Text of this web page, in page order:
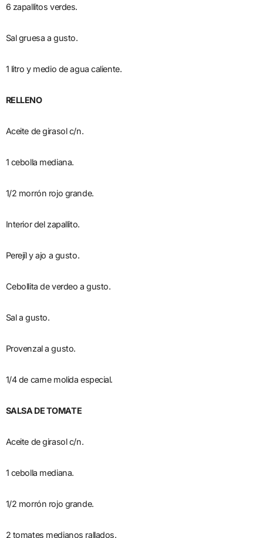
6 zapallitos verdes.
Sal gruesa a gusto.
1 litro y medio de agua caliente.
RELLENO
Aceite de girasol c/n.
1 cebolla mediana.
1/2 morrón rojo grande.
Interior del zapallito.
Perejíl y ajo a gusto.
Cebollita de verdeo a gusto.
Sal a gusto.
Provenzal a gusto.
1/4 de carne molida especial.
SALSA DE TOMATE
Aceite de girasol c/n.
1 cebolla mediana.
1/2 morrón rojo grande.
2 tomates medianos rallados.